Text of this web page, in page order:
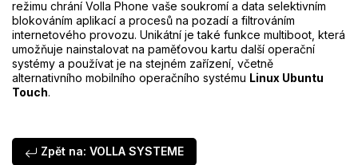
režimu chrání Volla Phone vaše soukromí a data selektivním
blokováním aplikací a procesů na pozadí a filtrováním
internetového provozu. Unikátní je také funkce multiboot, která
umožňuje nainstalovat na paměťovou kartu další operační
systémy a používat je na stejném zařízení, včetně
alternativního mobilního operačního systému Linux Ubuntu
Touch.
Zpět na: VOLLA SYSTEME